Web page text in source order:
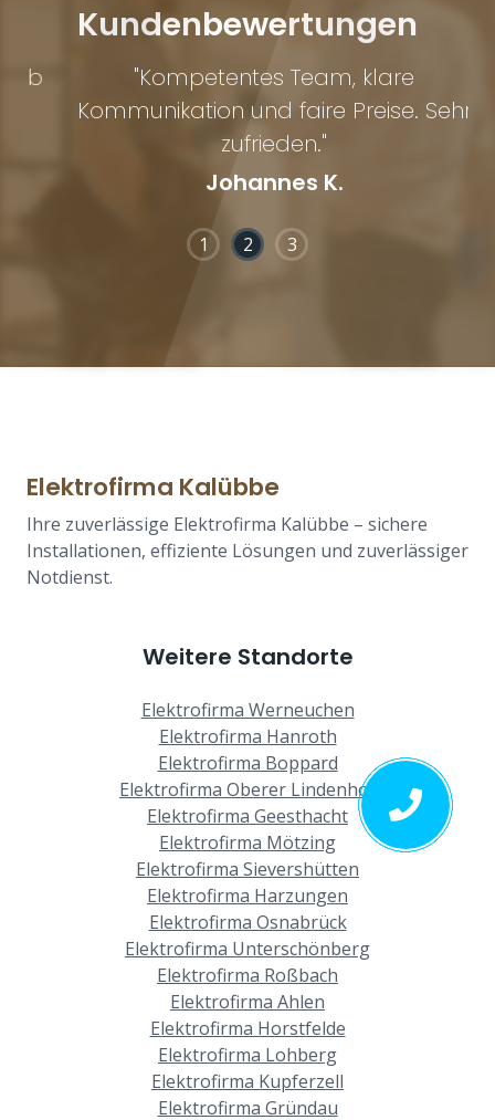
Kundenbewertungen
"Kompetentes Team, klare
Kommunikation und faire Preise. Sehr
zufrieden."
Johannes K.
1 2 3
Elektrofirma Kalübbe
Ihre zuverlässige Elektrofirma Kalübbe – sichere
Installationen, effiziente Lösungen und zuverlässiger
Notdienst.
Weitere Standorte
Elektrofirma Werneuchen
Elektrofirma Hanroth
Elektrofirma Boppard
Elektrofirma Oberer Lindenhof
Elektrofirma Geesthacht
Elektrofirma Mötzing
Elektrofirma Sievershütten
Elektrofirma Harzungen
Elektrofirma Osnabrück
Elektrofirma Unterschönberg
Elektrofirma Roßbach
Elektrofirma Ahlen
Elektrofirma Horstfelde
Elektrofirma Lohberg
Elektrofirma Kupferzell
Elektrofirma Gründau